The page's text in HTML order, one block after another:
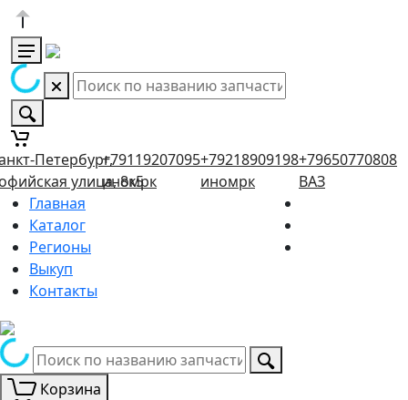
Петербург,
улица, 8к5
+79119207095
иномрк
+79218909198
иномрк
+79650770808
ВАЗ
Главная
Каталог
Регионы
Выкуп
Контакты
Корзина